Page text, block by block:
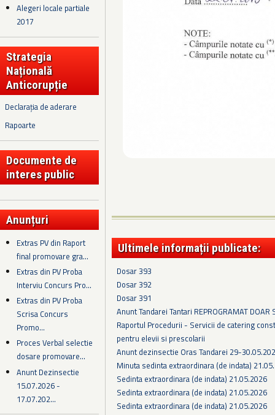
Alegeri locale partiale
2017
Strategia
Națională
Anticorupție
Declarația de aderare
Rapoarte
Documente de
interes public
Anunțuri
Extras PV din Raport
final promovare gra...
Extras din PV Proba
Interviu Concurs Pro...
Extras din PV Proba
Scrisa Concurs
Promo...
Proces Verbal selectie
dosare promovare...
Anunt Dezinsectie
15.07.2026 -
17.07.202...
Ultimele informații publicate:
Dosar 393
Dosar 392
Dosar 391
Anunt Tandarei Tantari REPROGRAMAT DOAR
Raportul Procedurii - Servicii de catering
pentru elevii si prescolarii
Anunt dezinsectie Oras Tandarei 29-
Minuta sedinta extraordinara (de indata)
Sedinta extraordinara (de indata) 21.05.2026
Sedinta extraordinara (de indata) 21.05.2026
Sedinta extraordinara (de indata) 21.05.2026